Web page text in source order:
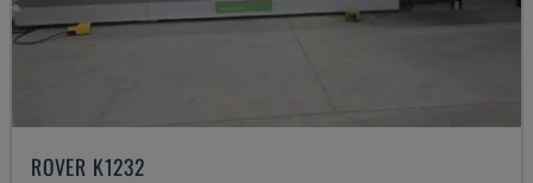
ROVER K1232